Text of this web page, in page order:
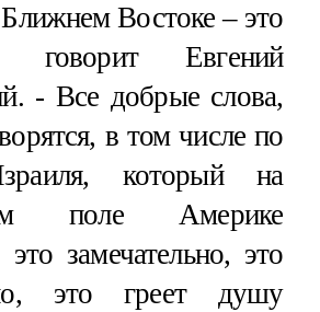
Востоке – это
Евгений
- Все добрые слова,
в том числе по
который на
поле Америке
замечательно, это
это греет душу